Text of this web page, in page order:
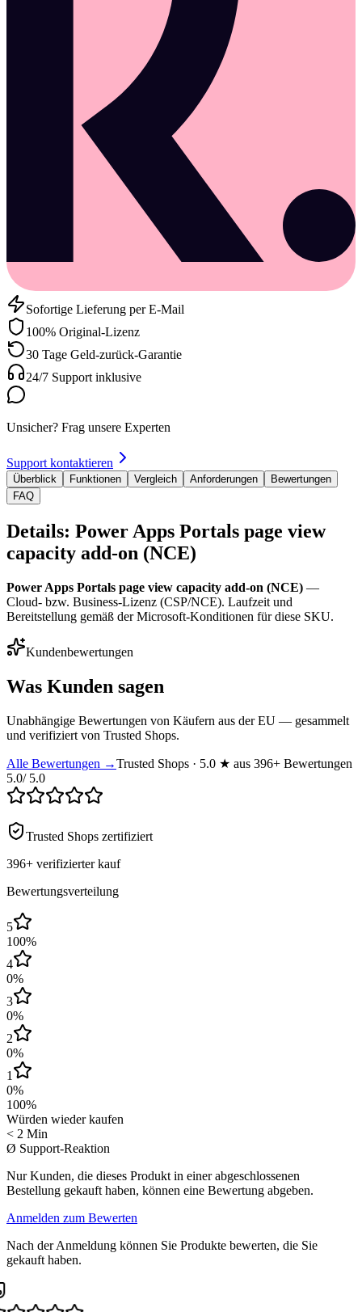
Sofortige Lieferung per E-Mail
100% Original-Lizenz
30 Tage Geld-zurück-Garantie
24/7 Support inklusive
Unsicher? Frag unsere Experten
Support kontaktieren
Überblick Funktionen Vergleich Anforderungen
Bewertungen
FAQ
Details: Power Apps Portals page view
capacity add-on (NCE)
Power Apps Portals page view capacity add-on (NCE) —
Cloud- bzw. Business-Lizenz (CSP/NCE). Laufzeit und
Bereitstellung gemäß der Microsoft-Konditionen für diese SKU.
Kundenbewertungen
Was Kunden sagen
Unabhängige Bewertungen von Käufern aus der EU — gesammelt
und verifiziert von Trusted Shops.
Alle Bewertungen →Trusted Shops · 5.0 ★ aus 396+ Bewertungen
5.0/ 5.0
Trusted Shops zertifiziert
396+ verifizierter kauf
Bewertungsverteilung
5
100%
4
0%
3
0%
2
0%
1
0%
100%
Würden wieder kaufen
< 2 Min
Ø Support-Reaktion
Nur Kunden, die dieses Produkt in einer abgeschlossenen
Bestellung gekauft haben, können eine Bewertung abgeben.
Anmelden zum Bewerten
Nach der Anmeldung können Sie Produkte bewerten, die Sie
gekauft haben.